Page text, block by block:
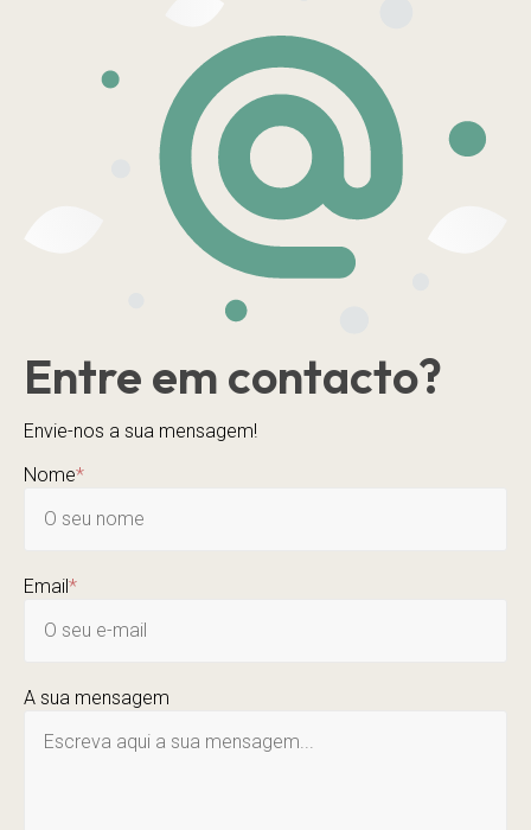
Entre em contacto?
Envie-nos a sua mensagem!
Nome*
Email*
A sua mensagem